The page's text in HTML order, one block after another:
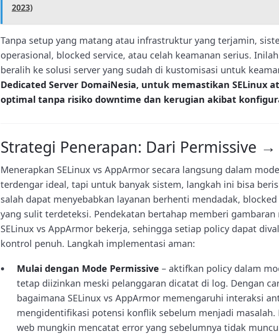
2023)
Tanpa setup yang matang atau infrastruktur yang terjamin,
operasional, blocked service, atau celah keamanan serius.
beralih ke solusi server yang sudah di kustomisasi untuk
Dedicated Server DomaiNesia, untuk memastikan SELinux
optimal tanpa risiko downtime dan kerugian akibat
Strategi Penerapan: Dari Permissive
Menerapkan SELinux vs AppArmor secara langsung dalam
terdengar ideal, tapi untuk banyak sistem, langkah ini bisa
salah dapat menyebabkan layanan berhenti mendadak,
yang sulit terdeteksi. Pendekatan bertahap memberi
SELinux vs AppArmor bekerja, sehingga setiap policy dapat
kontrol penuh. Langkah implementasi aman:
Mulai dengan Mode Permissive – aktifkan policy dalam
tetap diizinkan meski pelanggaran dicatat di log. Dengan
bagaimana SELinux vs AppArmor memengaruhi interaksi
mengidentifikasi potensi konflik sebelum menjadi masalah.
web mungkin mencatat error yang sebelumnya tidak